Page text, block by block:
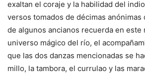
exaltan el coraje y la habilidad del
versos tomados de décimas anónimas
de algunos ancianos recuerda en este
universo mágico del río, el
que las dos danzas mencionadas se
millo, la tambora, el currulao y las